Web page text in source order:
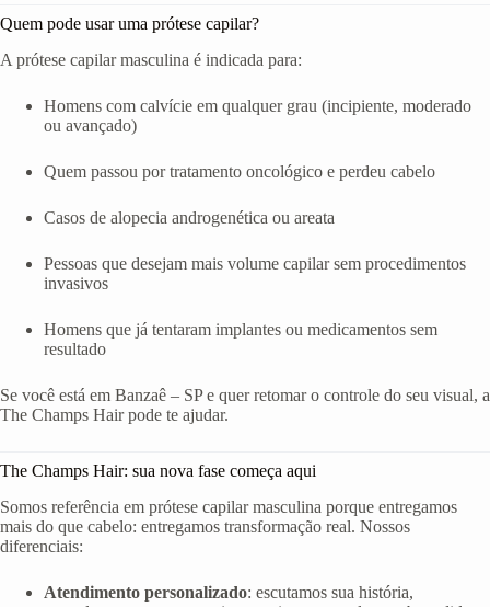
Quem pode usar uma prótese capilar?
A prótese capilar masculina é indicada para:
Homens com calvície em qualquer grau (incipiente, moderado
ou avançado)
Quem passou por tratamento oncológico e perdeu cabelo
Casos de alopecia androgenética ou areata
Pessoas que desejam mais volume capilar sem procedimentos
invasivos
Homens que já tentaram implantes ou medicamentos sem
resultado
Se você está em Banzaê – SP e quer retomar o controle do seu visual, a
The Champs Hair pode te ajudar.
The Champs Hair: sua nova fase começa aqui
Somos referência em prótese capilar masculina porque entregamos
mais do que cabelo: entregamos transformação real. Nossos
diferenciais:
Atendimento personalizado: escutamos sua história,